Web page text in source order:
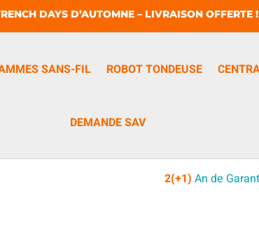
DAYS D’AUTOMNE – LIVRAISON OFFERTE !
SANS-FIL ROBOT TONDEUSE
DEMANDE SAV
2(+1) An de